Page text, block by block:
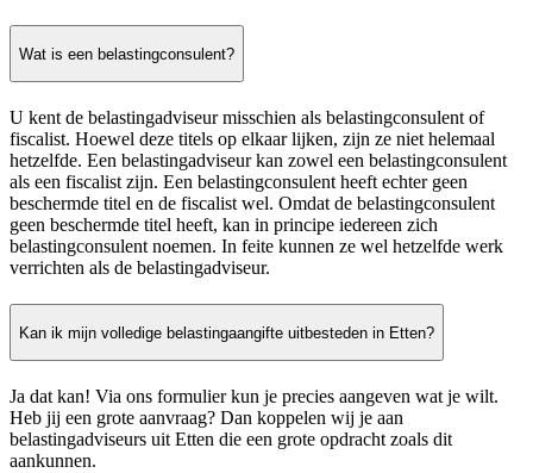
Wat is een belastingconsulent?
U kent de belastingadviseur misschien als belastingconsulent of
fiscalist. Hoewel deze titels op elkaar lijken, zijn ze niet helemaal
hetzelfde. Een belastingadviseur kan zowel een belastingconsulent
als een fiscalist zijn. Een belastingconsulent heeft echter geen
beschermde titel en de fiscalist wel. Omdat de belastingconsulent
geen beschermde titel heeft, kan in principe iedereen zich
belastingconsulent noemen. In feite kunnen ze wel hetzelfde werk
verrichten als de belastingadviseur.
Kan ik mijn volledige belastingaangifte uitbesteden in Etten?
Ja dat kan! Via ons formulier kun je precies aangeven wat je wilt.
Heb jij een grote aanvraag? Dan koppelen wij je aan
belastingadviseurs uit Etten die een grote opdracht zoals dit
aankunnen.